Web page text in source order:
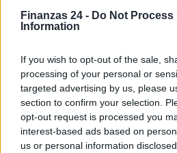
Finanzas 24 - Do Not Process
Information
If you wish to opt-out of the sale,
processing of your personal or
targeted advertising by us, please
section to confirm your selection.
opt-out request is processed you
interest-based ads based on
us or personal information
Sigue leyendo
FINANZAS